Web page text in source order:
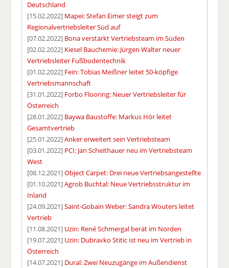
Deutschland
[15.02.2022] Mapei: Stefan Eimer steigt zum
Regionalvertriebsleiter Süd auf
[07.02.2022] Bona verstärkt Vertriebsteam im Süden
[02.02.2022] Kiesel Bauchemie: Jürgen Walter neuer
Vertriebsleiter Fußbodentechnik
[01.02.2022] Fein: Tobias Meißner leitet 50-köpfige
Vertriebsmannschaft
[31.01.2022] Forbo Flooring: Neuer Vertriebsleiter für
Österreich
[28.01.2022] Baywa Baustoffe: Markus Hör leitet
Gesamtvertrieb
[25.01.2022]Anker erweitert sein Vertriebsteam
[03.01.2022] PCI: Jan Scheithauer neu im Vertriebsteam
West
[08.12.2021]Object Carpet: Drei neue Vertriebsangestellte
[01.10.2021]Agrob Buchtal: Neue Vertriebsstruktur im
Inland
[24.09.2021]Saint-Gobain Weber: Sandra Wouters leitet
Vertrieb
[11.08.2021] Uzin: René Schmergal berät im Norden
[19.07.2021] Uzin: Dubravko Stitic ist neu im Vertrieb in
Österreich
[14.07.2021] Dural: Zwei Neuzugänge im Außendienst